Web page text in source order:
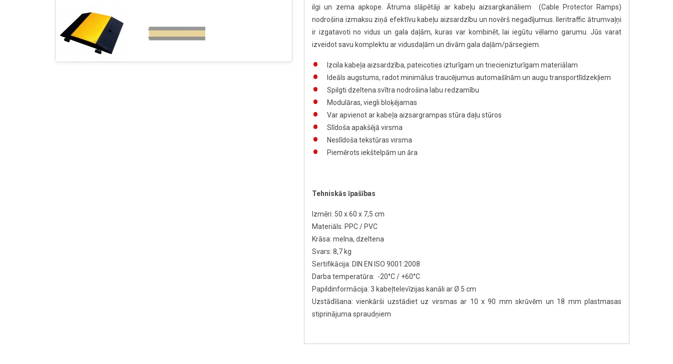
ilgi un zema apkope. Ātruma slāpētāji ar kabeļu aizsargkanāliem (Cable Protector Ramps)
nodrošina izmaksu ziņā efektīvu kabeļu aizsardzību un novērš negadījumus. Ileritraffic ātrumvaļņi
ir izgatavoti no vidus un gala daļām, kuras var kombinēt, lai iegūtu vēlamo garumu. Jūs varat
izveidot savu komplektu ar vidusdaļām un divām gala daļām/pārsegiem.
Izcila kabeļa aizsardzība, pateicoties izturīgam un triecienizturīgam materiālam
Ideāls augstums, radot minimālus traucējumus automašīnām un augu transportlīdzekļiem
Spilgti dzeltena svītra nodrošina labu redzamību
Modulāras, viegli bloķējamas
Var apvienot ar kabeļa aizsargrampas stūra daļu stūros
Slīdoša apakšējā virsma
Neslīdoša tekstūras virsma
Piemērots iekštelpām un āra
Tehniskās īpašības
Izmēri: 50 x 60 x 7,5 cm
Materiāls: PPC / PVC
Krāsa: melna, dzeltena
Svars: 8,7 kg
Sertifikācija: DIN EN ISO 9001:2008
Darba temperatūra: -20°C / +60°C
Papildinformācija: 3 kabeļtelevīzijas kanāli ar Ø 5 cm
Uzstādīšana: vienkārši uzstādiet uz virsmas ar 10 x 90 mm skrūvēm un 18 mm plastmasas
stiprinājuma spraudņiem